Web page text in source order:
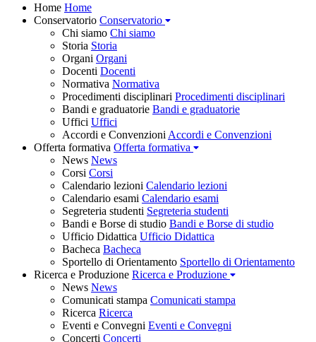
Home Home
Conservatorio Conservatorio
Chi siamo Chi siamo
Storia Storia
Organi Organi
Docenti Docenti
Normativa Normativa
Procedimenti disciplinari Procedimenti disciplinari
Bandi e graduatorie Bandi e graduatorie
Uffici Uffici
Accordi e Convenzioni Accordi e Convenzioni
Offerta formativa Offerta formativa
News News
Corsi Corsi
Calendario lezioni Calendario lezioni
Calendario esami Calendario esami
Segreteria studenti Segreteria studenti
Bandi e Borse di studio Bandi e Borse di studio
Ufficio Didattica Ufficio Didattica
Bacheca Bacheca
Sportello di Orientamento Sportello di Orientamento
Ricerca e Produzione Ricerca e Produzione
News News
Comunicati stampa Comunicati stampa
Ricerca Ricerca
Eventi e Convegni Eventi e Convegni
Concerti Concerti